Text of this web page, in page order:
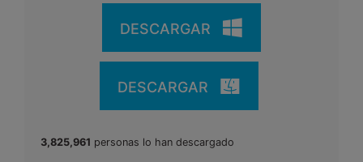
DESCARGAR
DESCARGAR
3,825,961 personas lo han descargado